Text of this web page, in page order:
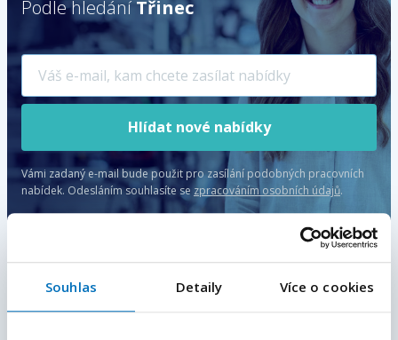
Souhlas Detaily Více o cookies
Podle hledání Třinec
Hlídat nové nabídky
Vámi zadaný e-mail bude použit pro zasílání podobných pracovních
nabídek. Odesláním souhlasíte se zpracováním osobních údajů.
Nahoru
E-mailová adresa